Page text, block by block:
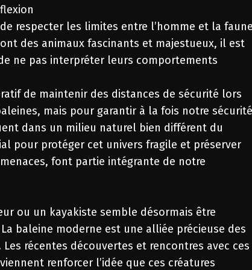
respecter les limites entre l’homme et la
des animaux fascinants et majestueux, il est
ne pas interpréter leurs comportements
de maintenir des distances de sécurité lors
mais pour garantir à la fois notre
dans un milieu naturel bien différent du
pour protéger cet univers fragile et préserver
font partie intégrante de notre
ou un kayakiste semble désormais être
baleine moderne est une alliée précieuse des
récentes découvertes et rencontres avec ces
renforcer l’idée que ces créatures